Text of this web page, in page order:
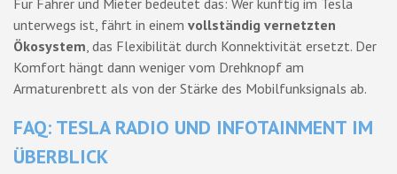
Für Fahrer und Mieter bedeutet das: Wer künftig im Tesla
unterwegs ist, fährt in einem vollständig vernetzten
Ökosystem, das Flexibilität durch Konnektivität ersetzt. Der
Komfort hängt dann weniger vom Drehknopf am
Armaturenbrett als von der Stärke des Mobilfunksignals ab.
FAQ: TESLA RADIO UND INFOTAINMENT IM
ÜBERBLICK